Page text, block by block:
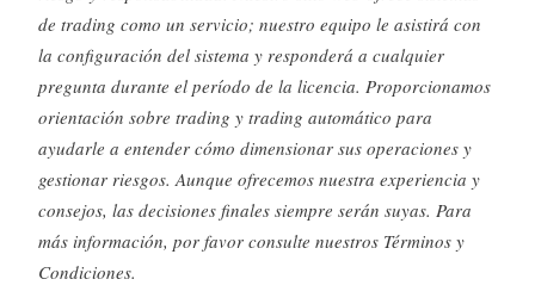
de trading como un servicio; nuestro equipo le asistirá con
la configuración del sistema y responderá a cualquier
pregunta durante el período de la licencia. Proporcionamos
orientación sobre trading y trading automático para
ayudarle a entender cómo dimensionar sus operaciones y
gestionar riesgos. Aunque ofrecemos nuestra experiencia y
consejos, las decisiones finales siempre serán suyas. Para
más información, por favor consulte nuestros Términos y
Condiciones.